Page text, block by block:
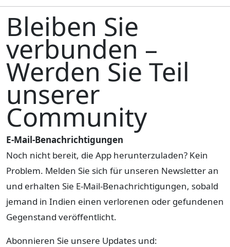
Bleiben Sie
verbunden –
Werden Sie Teil
unserer
Community
E-Mail-Benachrichtigungen
Noch nicht bereit, die App herunterzuladen? Kein
Problem. Melden Sie sich für unseren Newsletter an
und erhalten Sie E-Mail-Benachrichtigungen, sobald
jemand in Indien einen verlorenen oder gefundenen
Gegenstand veröffentlicht.
Abonnieren Sie unsere Updates und: